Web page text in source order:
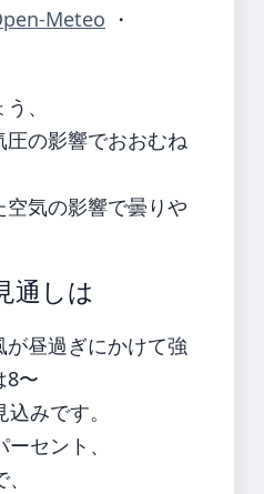
Meteo ・
、
の影響でおおむね
気の影響で曇りや
通しは
昼過ぎにかけて強
8〜
みです。
セント、